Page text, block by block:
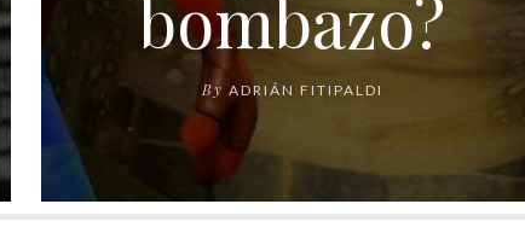
bombazo?
By ADRIÁN FITIPALDI